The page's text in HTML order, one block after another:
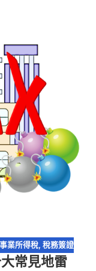
業所得稅, 稅務簽證
常見地雷